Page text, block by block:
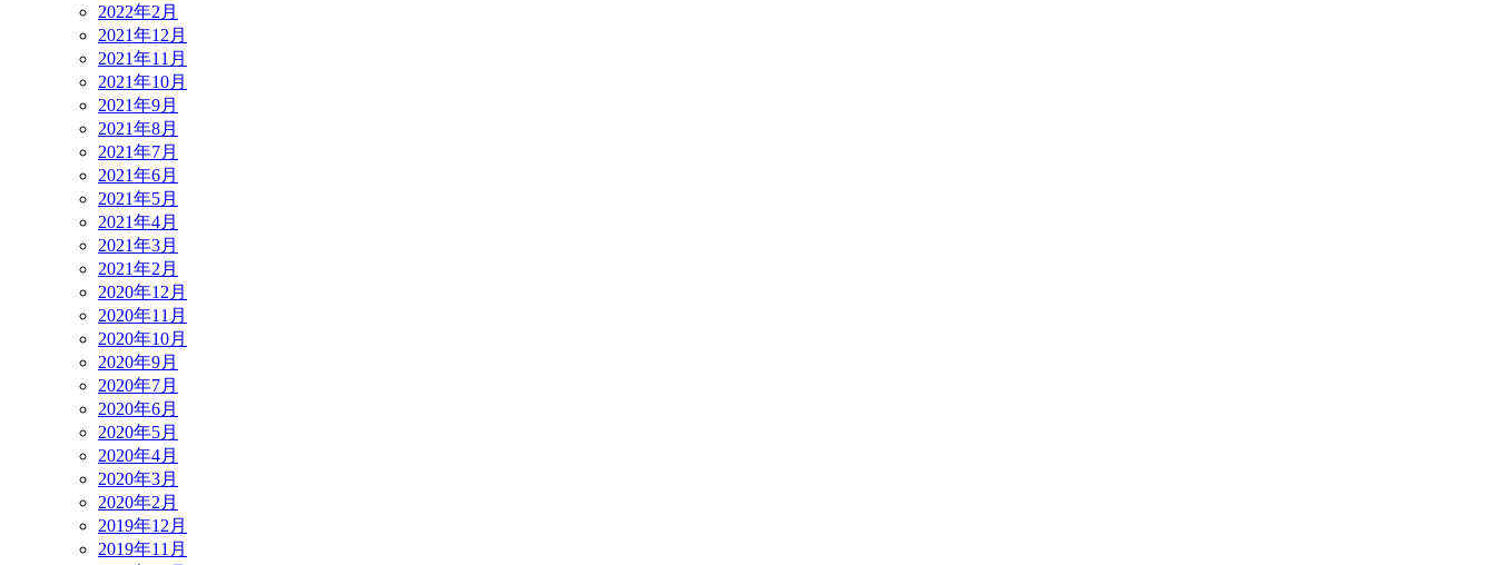
2022年2月
2021年12月
2021年11月
2021年10月
2021年9月
2021年8月
2021年7月
2021年6月
2021年5月
2021年4月
2021年3月
2021年2月
2020年12月
2020年11月
2020年10月
2020年9月
2020年7月
2020年6月
2020年5月
2020年4月
2020年3月
2020年2月
2019年12月
2019年11月